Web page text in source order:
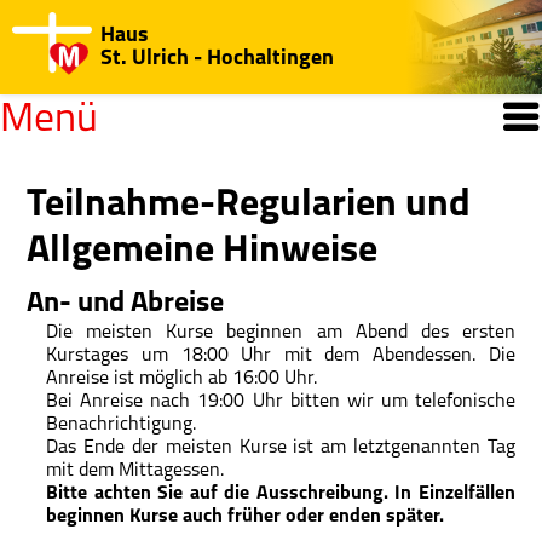
Haus
St. Ulrich - Hochaltingen
Menü
Open submenu
Kurse/Seminare
Jahresprogramm
Regularien/Hinweise
Katechisten-Kurs
Medien-Center
Open submenuHaus St. Ulrich
Teilnahme-Regularien und
Allgemeine Hinweise
An- und Abreise
Die meisten Kurse beginnen am Abend des ersten
Kurstages um 18:00 Uhr mit dem Abendessen. Die
Anreise ist möglich ab 16:00 Uhr.
Bei Anreise nach 19:00 Uhr bitten wir um telefonische
Benachrichtigung.
Das Ende der meisten Kurse ist am letztgenannten Tag
mit dem Mittagessen.
Bitte achten Sie auf die Ausschreibung. In Einzelfällen
beginnen Kurse auch früher oder enden später.